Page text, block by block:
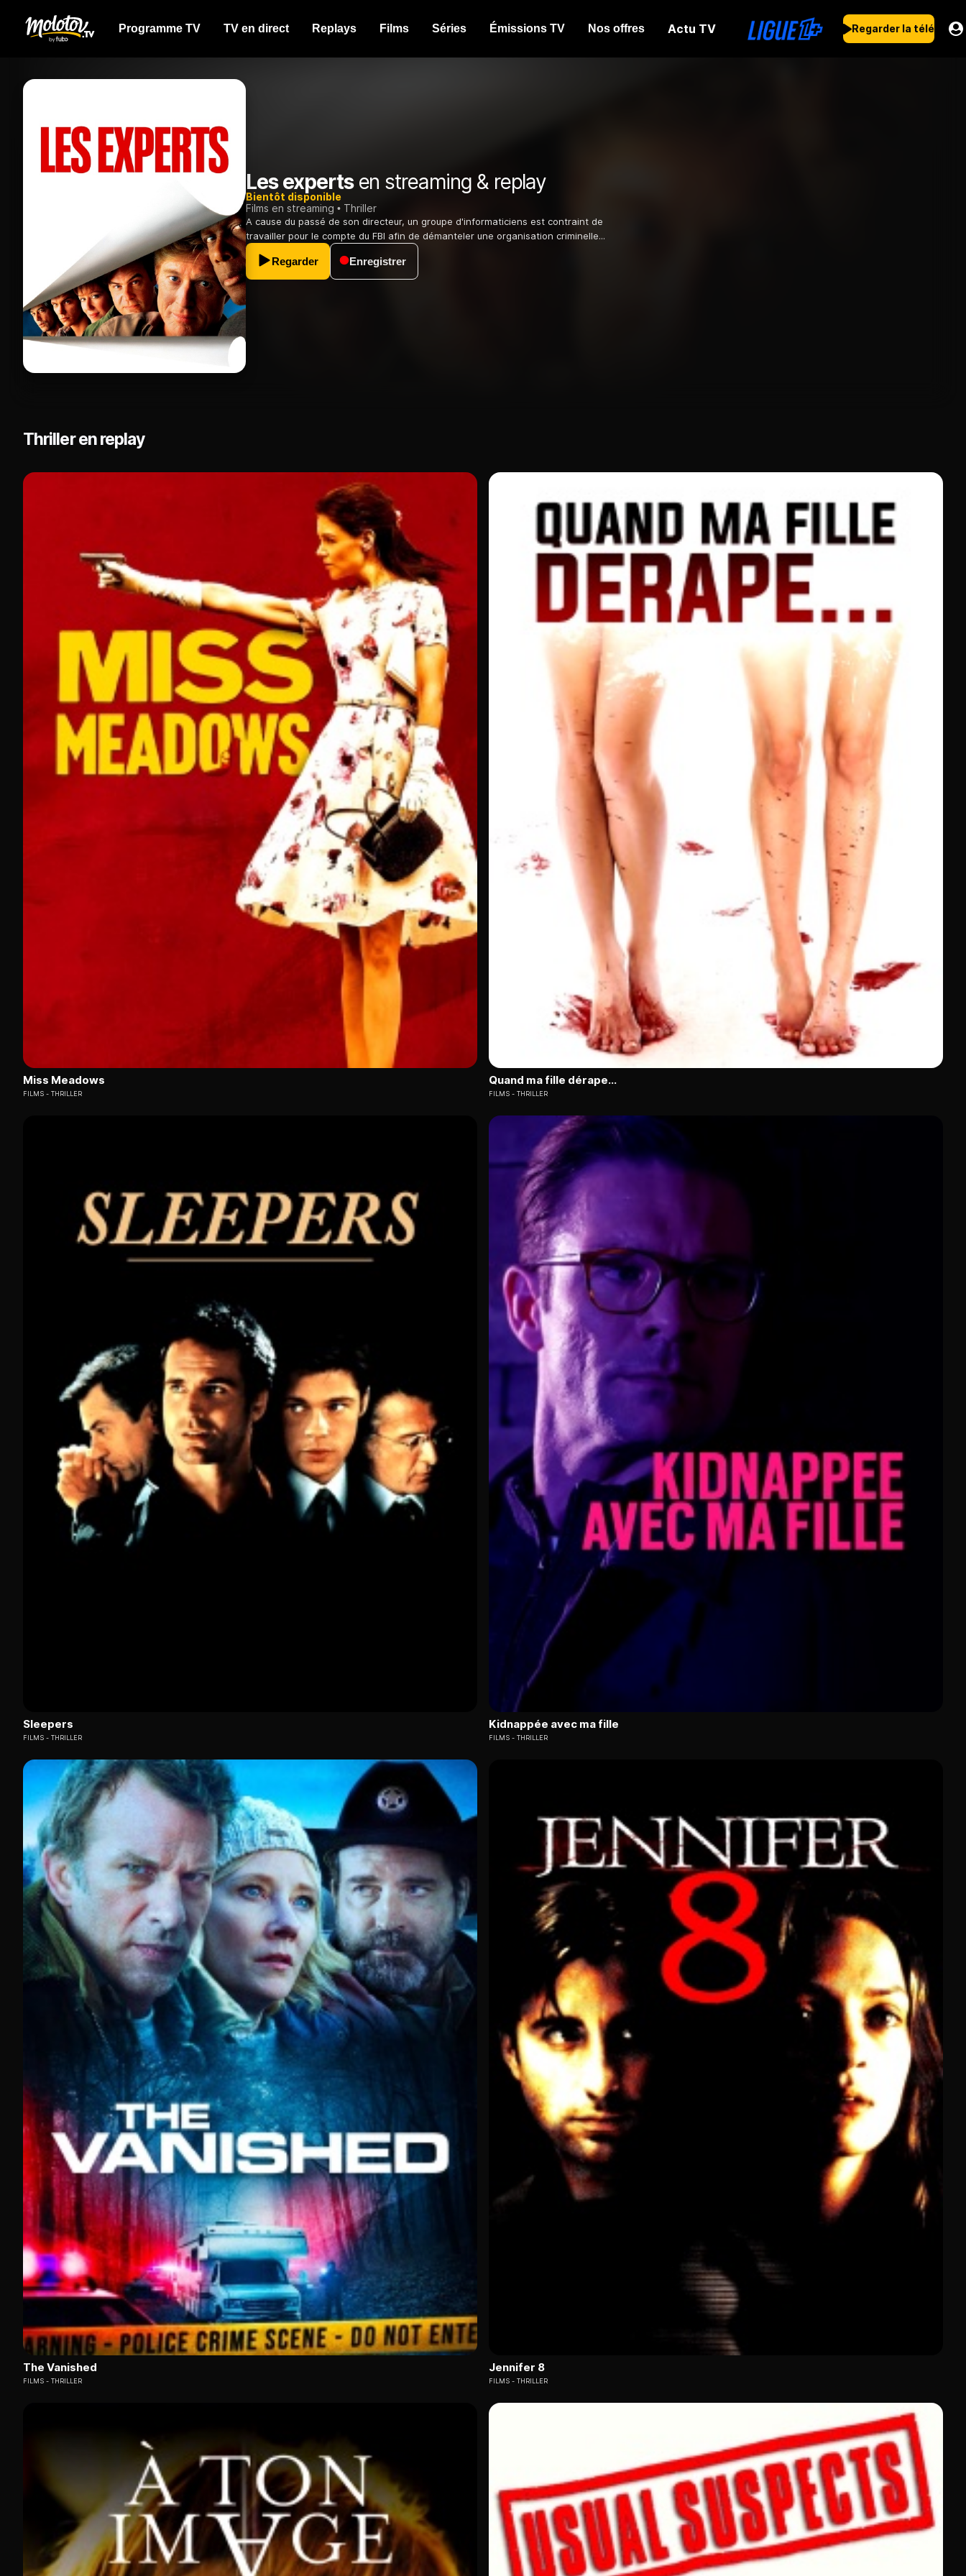
Programme TV TV en direct Replays Films Séries Émissions TV Nos offres Actu TV Regarder la télé
Les expertsen streaming & replay
Bientôt disponible
Films en streaming
Thriller
A cause du passé de son directeur, un groupe d'informaticiens est contraint de
travailler pour le compte du FBI afin de démanteler une organisation criminelle...
Regarder Enregistrer
Thriller en replay
Miss Meadows
FILMS THRILLER
Quand ma fille dérape...
FILMS THRILLER
Sleepers
FILMS THRILLER
Kidnappée avec ma fille
FILMS THRILLER
The Vanished
FILMS THRILLER
Jennifer 8
FILMS THRILLER